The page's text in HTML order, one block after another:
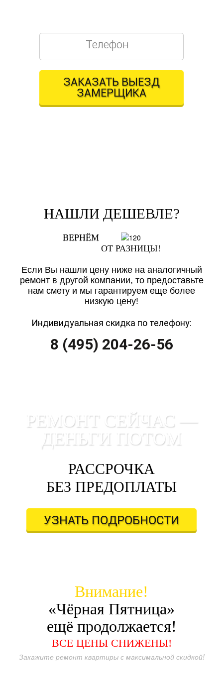
ЗАКАЗАТЬ ВЫЕЗД
ЗАМЕРЩИКА
НАШЛИ ДЕШЕВЛЕ?
ВЕРНЁМ
ОТ РАЗНИЦЫ!
Если Вы нашли цену ниже на аналогичный
ремонт в другой компании, то предоставьте
нам смету и мы гарантируем еще более
низкую цену!
Индивидуальная скидка по телефону:
8 (495) 204-26-56
РЕМОНТ СЕЙЧАС —
ДЕНЬГИ ПОТОМ
РАССРОЧКА
БЕЗ ПРЕДОПЛАТЫ
УЗНАТЬ ПОДРОБНОСТИ
Внимание!
«Чёрная Пятница»
ещё продолжается!
ВСЕ ЦЕНЫ СНИЖЕНЫ!
Закажите ремонт квартиры с максимальной скидкой!